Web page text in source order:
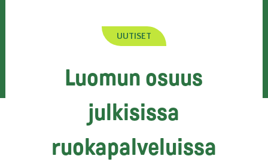
UUTISET
Luomun osuus
julkisissa
ruokapalveluissa